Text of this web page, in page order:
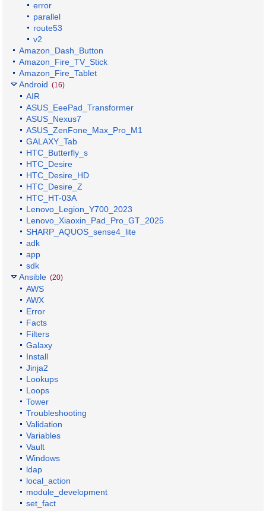
error
parallel
route53
v2
Amazon_Dash_Button
Amazon_Fire_TV_Stick
Amazon_Fire_Tablet
Android (16)
AIR
ASUS_EeePad_Transformer
ASUS_Nexus7
ASUS_ZenFone_Max_Pro_M1
GALAXY_Tab
HTC_Butterfly_s
HTC_Desire
HTC_Desire_HD
HTC_Desire_Z
HTC_HT-03A
Lenovo_Legion_Y700_2023
Lenovo_Xiaoxin_Pad_Pro_GT_2025
SHARP_AQUOS_sense4_lite
adk
app
sdk
Ansible (20)
AWS
AWX
Error
Facts
Filters
Galaxy
Install
Jinja2
Lookups
Loops
Tower
Troubleshooting
Validation
Variables
Vault
Windows
ldap
local_action
module_development
set_fact